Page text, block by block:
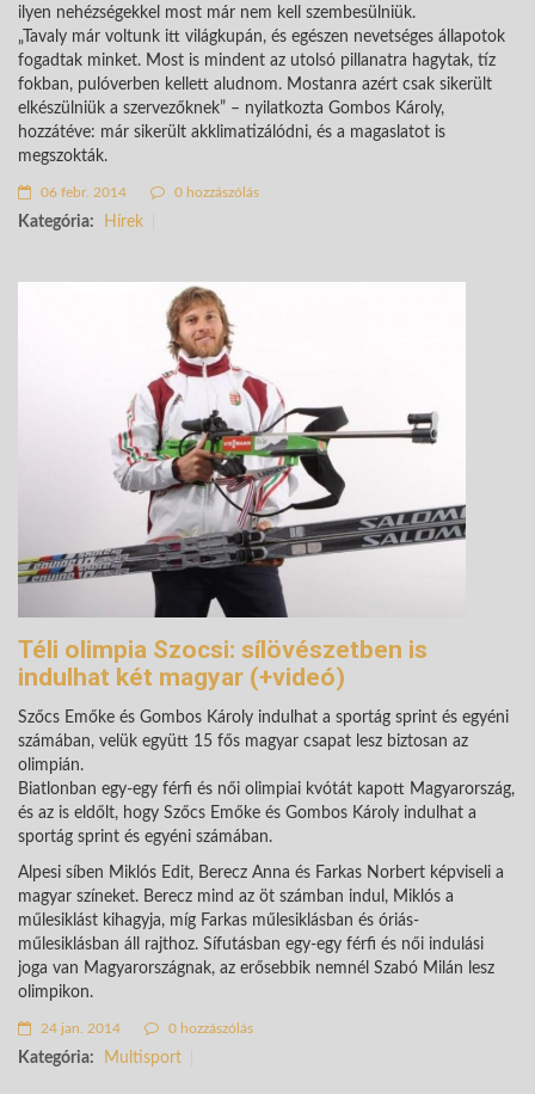
ilyen nehézségekkel most már nem kell szembesülniük.
„Tavaly már voltunk itt világkupán, és egészen nevetséges állapotok
fogadtak minket. Most is mindent az utolsó pillanatra hagytak, tíz
fokban, pulóverben kellett aludnom. Mostanra azért csak sikerült
elkészülniük a szervezőknek” – nyilatkozta Gombos Károly,
hozzátéve: már sikerült akklimatizálódni, és a magaslatot is
megszokták.
06 febr. 2014 0 hozzászólás
Kategória: Hírek
Téli olimpia Szocsi: sílövészetben is
indulhat két magyar (+videó)
Szőcs Emőke és Gombos Károly indulhat a sportág sprint és egyéni
számában, velük együtt 15 fős magyar csapat lesz biztosan az
olimpián.
Biatlonban egy-egy férfi és női olimpiai kvótát kapott Magyarország,
és az is eldőlt, hogy Szőcs Emőke és Gombos Károly indulhat a
sportág sprint és egyéni számában.
Alpesi síben Miklós Edit, Berecz Anna és Farkas Norbert képviseli a
magyar színeket. Berecz mind az öt számban indul, Miklós a
műlesiklást kihagyja, míg Farkas műlesiklásban és óriás-
műlesiklásban áll rajthoz. Sífutásban egy-egy férfi és női indulási
joga van Magyarországnak, az erősebbik nemnél Szabó Milán lesz
olimpikon.
24 jan. 2014 0 hozzászólás
Kategória: Multisport